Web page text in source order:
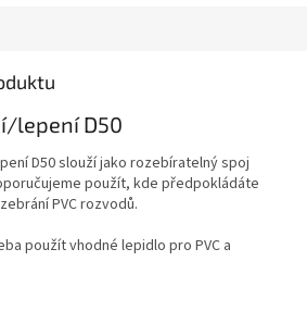
lepení D50
D50 slouží jako rozebíratelný spoj
použít, kde předpokládáte
PVC rozvodů.
použít vhodné lepidlo pro PVC a